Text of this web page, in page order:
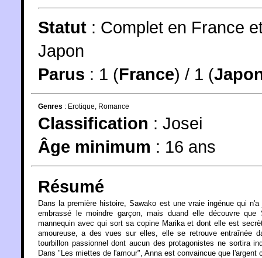
Statut : Complet en France
Japon
Parus : 1 (France) / 1 (
Genres : Erotique Romance
Classification : Josei
Âge minimum : 16 ans
Résumé
Dans la première histoire, Sawako est une vraie ingénue qui n'a
embrassé le moindre garçon, mais duand elle découvre que
mannequin avec qui sort sa copine Marika et dont elle est
amoureuse, a des vues sur elles, elle se retrouve entraînée
tourbillon passionnel dont aucun des protagonistes ne sortira
Dans "Les miettes de l'amour", Anna est convaincue que l'argent